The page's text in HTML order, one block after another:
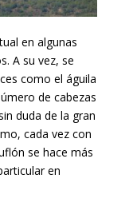
en algunas
A su vez, se
como el águila
de cabezas
duda de la gran
cada vez con
se hace más
en